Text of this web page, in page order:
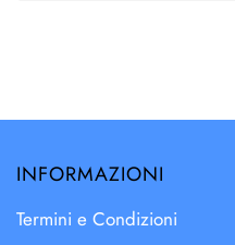
INFORMAZIONI
Termini e Condizioni